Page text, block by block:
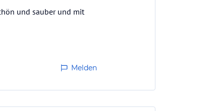
und sauber und mit
Melden